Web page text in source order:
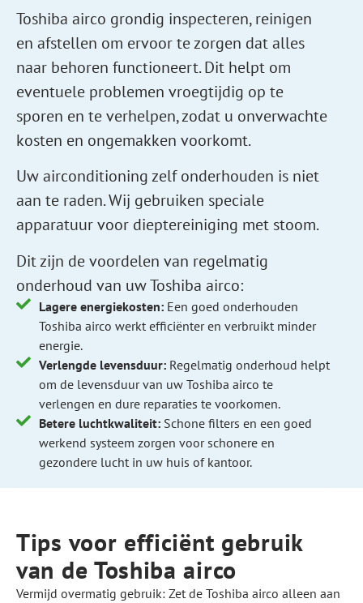
Toshiba airco grondig inspecteren, reinigen
en afstellen om ervoor te zorgen dat alles
naar behoren functioneert. Dit helpt om
eventuele problemen vroegtijdig op te
sporen en te verhelpen, zodat u onverwachte
kosten en ongemakken voorkomt.
Uw airconditioning zelf onderhouden is niet
aan te raden. Wij gebruiken speciale
apparatuur voor dieptereiniging met stoom.
Dit zijn de voordelen van regelmatig
onderhoud van uw Toshiba airco:
Lagere energiekosten:Een goed onderhouden
Toshiba airco werkt efficiënter en verbruikt minder
energie.
Verlengde levensduur:Regelmatig onderhoud helpt
om de levensduur van uw Toshiba airco te
verlengen en dure reparaties te voorkomen.
Betere luchtkwaliteit:Schone filters en een goed
werkend systeem zorgen voor schonere en
gezondere lucht in uw huis of kantoor.
Tips voor efficiënt gebruik
van de Toshiba airco
Vermijd overmatig gebruik: Zet de Toshiba airco alleen aan